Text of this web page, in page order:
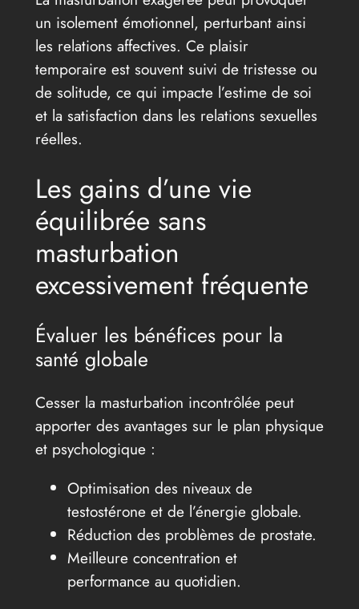
un isolement émotionnel, perturbant ainsi
les relations affectives. Ce plaisir
temporaire est souvent suivi de tristesse ou
de solitude, ce qui impacte l’estime de soi
et la satisfaction dans les relations sexuelles
réelles.
Les gains d’une vie
équilibrée sans
masturbation
excessivement fréquente
Évaluer les bénéfices pour la
santé globale
Cesser la masturbation incontrôlée peut
apporter des avantages sur le plan physique
et psychologique :
Optimisation des niveaux de
testostérone et de l’énergie globale.
Réduction des problèmes de prostate.
Meilleure concentration et
performance au quotidien.